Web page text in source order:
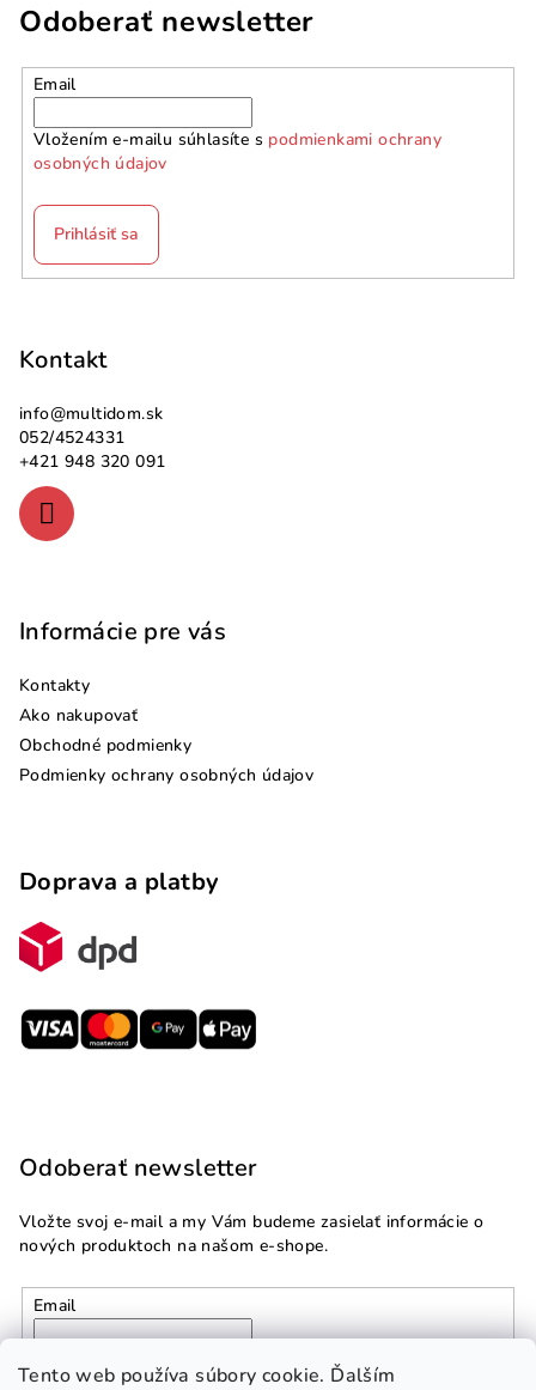
Tento web používa súbory cookie. Ďalším
Odoberať newsletter
Email
Vložením e-mailu súhlasíte s podmienkami ochrany
osobných údajov
Prihlásiť sa
Kontakt
info@multidom.sk
052/4524331
+421 948 320 091
Informácie pre vás
Kontakty
Ako nakupovať
Obchodné podmienky
Podmienky ochrany osobných údajov
Doprava a platby
Odoberať newsletter
Vložte svoj e-mail a my Vám budeme zasielať informácie o
nových produktoch na našom e-shope.
Email
Vložením e-mailu súhlasíte s
podmienkami ochrany
osobných údajov